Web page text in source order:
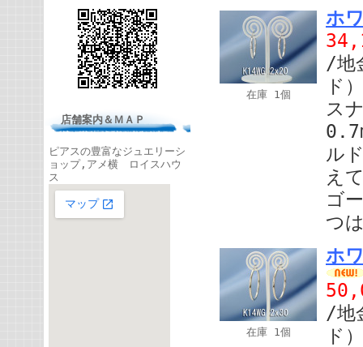
店舗案内＆ＭＡＰ
ピアスの豊富なジュエリーシ
ョップ,アメ横 ロイスハウ
ス
在庫 1個
ホ
/地
ド
ス
ル
え
ゴ
つ
在庫 1個
ホ
/地
ド